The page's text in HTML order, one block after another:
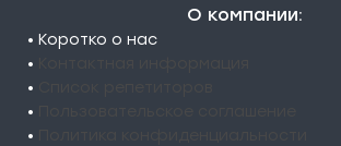
О компании:
• Коротко о нас
•
•
•
•